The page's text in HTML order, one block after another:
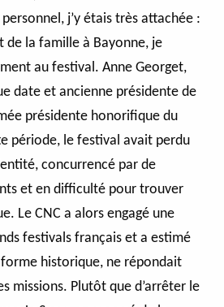
j’y étais très attachée :
de la famille à Bayonne, je
au festival. Anne Georget,
date et ancienne présidente de
présidente honorifique du
période, le festival avait perdu
concurrencé par de
et en difficulté pour trouver
Le CNC a alors engagé une
festivals français et a estimé
forme historique, ne répondait
missions. Plutôt que d’arrêter le